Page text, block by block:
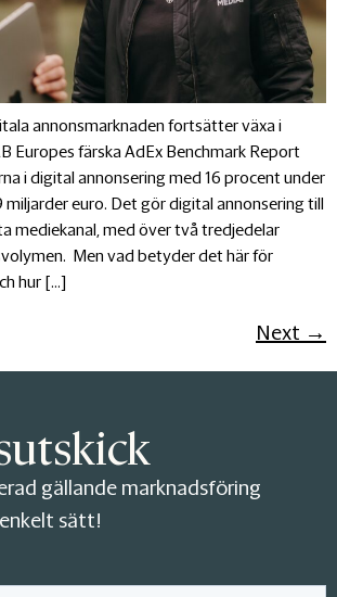
annonsmarknaden fortsätter växa i
Europes färska AdEx Benchmark Report
i digital annonsering med 16 procent under
miljarder euro. Det gör digital annonsering till
mediekanal, med över två tredjedelar
Men vad betyder det här för
hur […]
Next →
gällande marknadsföring
sätt!